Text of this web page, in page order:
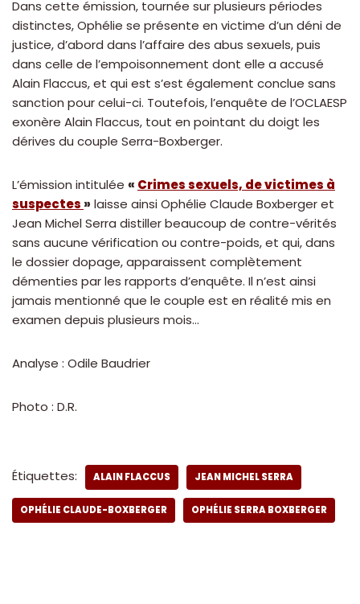
Dans cette émission, tournée sur plusieurs périodes
distinctes, Ophélie se présente en victime d’un déni de
justice, d’abord dans l’affaire des abus sexuels, puis
dans celle de l’empoisonnement dont elle a accusé
Alain Flaccus, et qui est s’est également conclue sans
sanction pour celui-ci. Toutefois, l’enquête de l’OCLAESP
exonère Alain Flaccus, tout en pointant du doigt les
dérives du couple Serra-Boxberger.
L’émission intitulée « Crimes sexuels, de victimes à
suspectes » laisse ainsi Ophélie Claude Boxberger et
Jean Michel Serra distiller beaucoup de contre-vérités
sans aucune vérification ou contre-poids, et qui, dans
le dossier dopage, apparaissent complètement
démenties par les rapports d’enquête. Il n’est ainsi
jamais mentionné que le couple est en réalité mis en
examen depuis plusieurs mois…
Analyse : Odile Baudrier
Photo : D.R.
Étiquettes: ALAIN FLACCUS JEAN MICHEL SERRA
OPHÉLIE CLAUDE-BOXBERGER OPHÉLIE SERRA BOXBERGER